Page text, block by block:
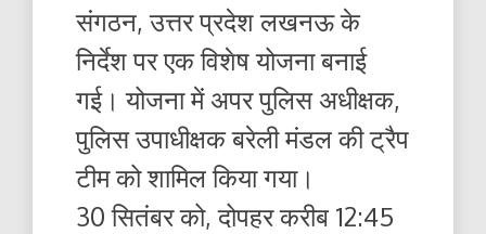
संगठन, उत्तर प्रदेश लखनऊ के
निर्देश पर एक विशेष योजना बनाई
गई। योजना में अपर पुलिस अधीक्षक,
पुलिस उपाधीक्षक बरेली मंडल की ट्रैप
टीम को शामिल किया गया।
30 सितंबर को, दोपहर करीब 12:45